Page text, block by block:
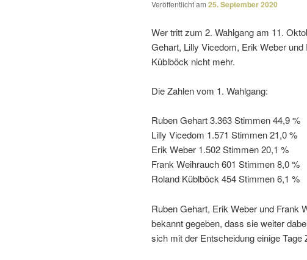
Veröffentlicht am 25. September 2020
Wer tritt zum 2. Wahlgang am 11.
Gehart, Lilly Vicedom, Erik Weber
Küblböck nicht mehr.
Die Zahlen vom 1. Wahlgang:
Ruben Gehart 3.363 Stimmen 44,9 %
Lilly Vicedom 1.571 Stimmen 21,0 %
Erik Weber 1.502 Stimmen 20,1 %
Frank Weihrauch 601 Stimmen 8,0 %
Roland Küblböck 454 Stimmen 6,1 %
Ruben Gehart, Erik Weber und Frank
bekannt gegeben, dass sie weiter
sich mit der Entscheidung einige Tage